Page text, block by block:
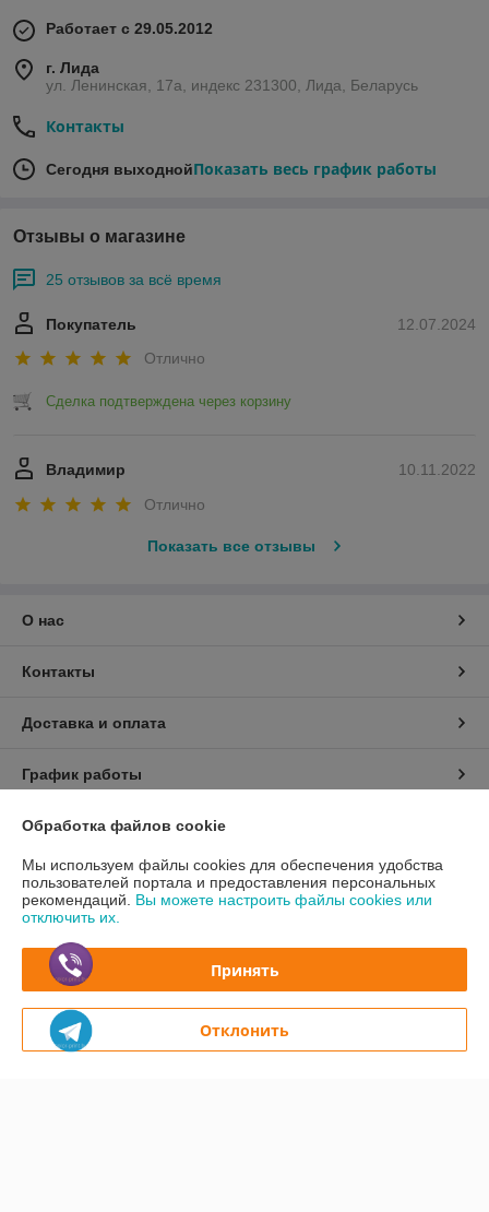
Работает с 29.05.2012
г. Лида
ул. Ленинская, 17а, индекс 231300, Лида, Беларусь
Контакты
Сегодня выходнойПоказать весь график работы
Отзывы о магазине
25 отзывов за всё время
12.07.2024
Покупатель
Отлично
Сделка подтверждена через корзину
10.11.2022
Владимир
Отлично
Показать все отзывы
О нас
Контакты
Доставка и оплата
График работы
Полная версия сайта
Политика обработки cookies
Сайт создан на платформе Deal.by
Обработка файлов cookie
Мы используем файлы cookies для обеспечения удобства
пользователей портала и предоставления персональных
рекомендаций. Вы можете настроить файлы cookies или
отключить их.
Принять
Отклонить